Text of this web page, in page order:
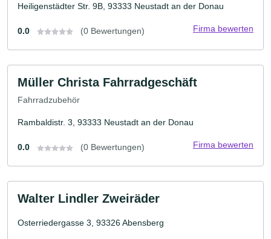
Heiligenstädter Str. 9B, 93333 Neustadt an der Donau
0.0 (0 Bewertungen) Firma bewerten
Müller Christa Fahrradgeschäft
Fahrradzubehör
Rambaldistr. 3, 93333 Neustadt an der Donau
0.0 (0 Bewertungen) Firma bewerten
Walter Lindler Zweiräder
Osterriedergasse 3, 93326 Abensberg